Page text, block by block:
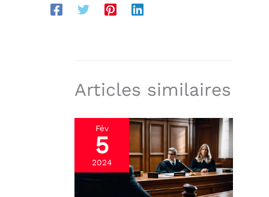
Articles similaires
Fév
5
2024